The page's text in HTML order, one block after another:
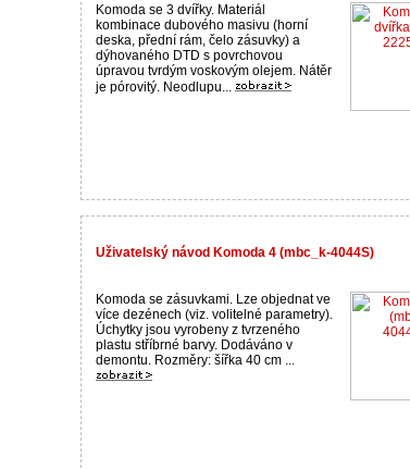
Komoda se 3 dvířky. Materiál
kombinace dubového masivu (horní
deska, přední rám, čelo zásuvky) a
dýhovaného DTD s povrchovou
úpravou tvrdým voskovým olejem. Nátěr
je pórovitý. Neodlupu...
Uživatelský návod Komoda 4 (mbc_k-4044S)
Komoda se zásuvkami. Lze objednat ve
více dezénech (viz. volitelné parametry).
Úchytky jsou vyrobeny z tvrzeného
plastu stříbrné barvy. Dodáváno v
demontu. Rozměry: šířka 40 cm ...